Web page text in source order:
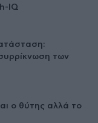
IQ
των
ο θύτης αλλά το